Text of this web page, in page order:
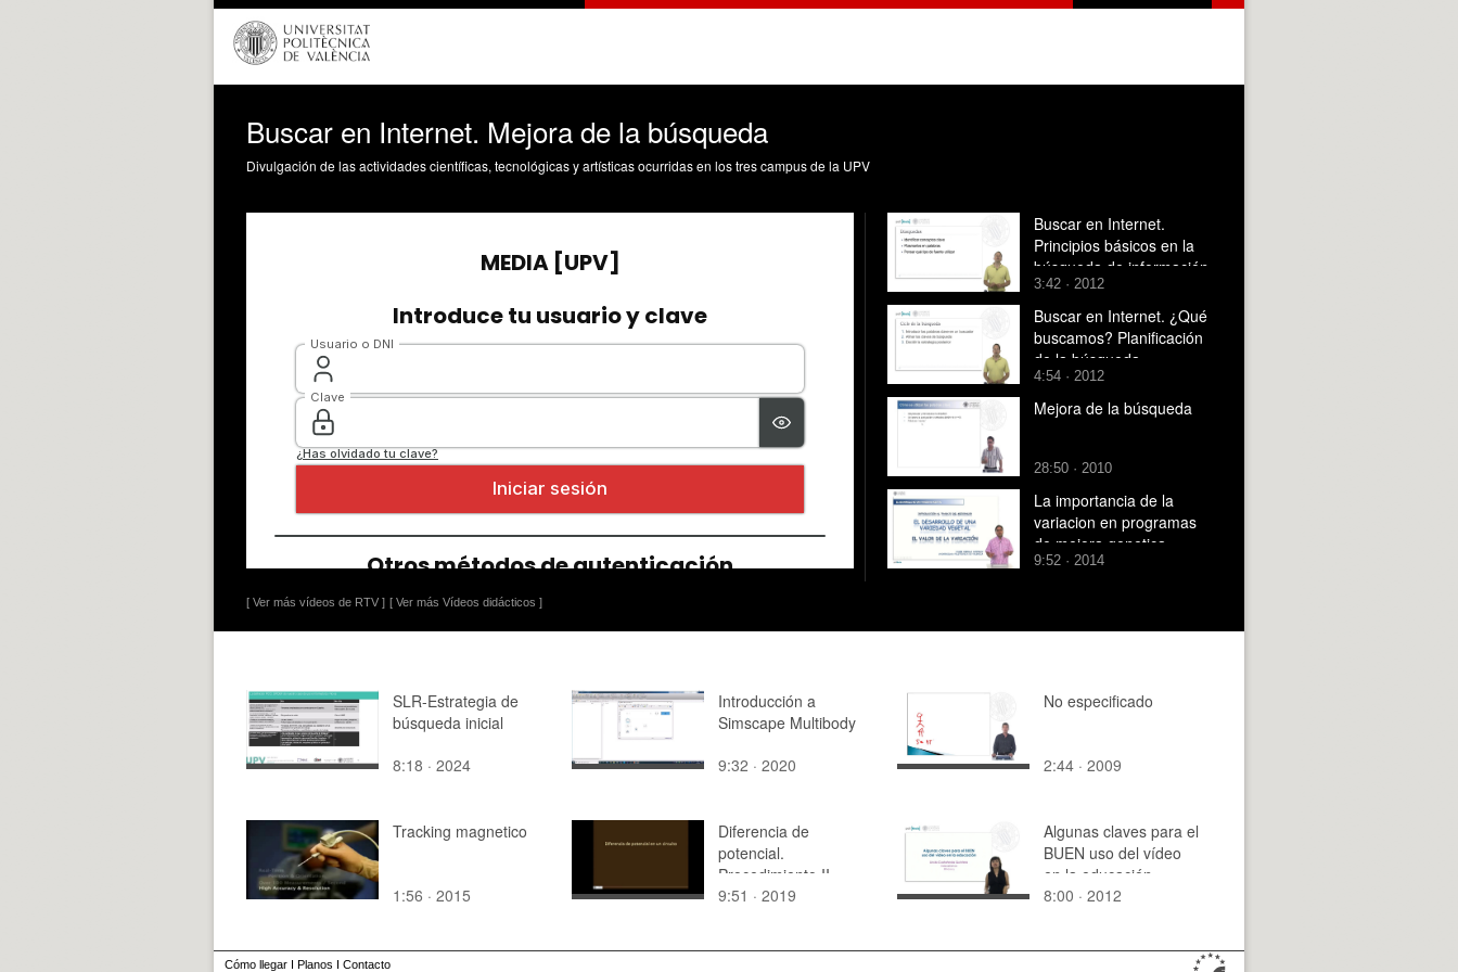
Buscar en Internet. Mejora de la búsqueda
Divulgación de las actividades científicas, tecnológicas y artísticas ocurridas en los tres campus de la UPV
[ Ver más vídeos de RTV ] [ Ver más Vídeos didácticos ]
Buscar en Internet.
Principios básicos en la
búsqueda de información
3:42 · 2012
Buscar en Internet. ¿Qué
buscamos? Planificación
de la búsqueda
4:54 · 2012
Mejora de la búsqueda
28:50 · 2010
La importancia de la
variacion en programas
de mejora genetica
vegetal
9:52 · 2014
SLR-Estrategia de
búsqueda inicial
8:18 · 2024
Introducción a
Simscape Multibody
9:32 · 2020
No especificado
2:44 · 2009
Tracking magnetico
1:56 · 2015
Diferencia de
potencial.
Procedimiento II
9:51 · 2019
Algunas claves para el
BUEN uso del vídeo
en la educación
8:00 · 2012
Cómo llegar I Planos I Contacto